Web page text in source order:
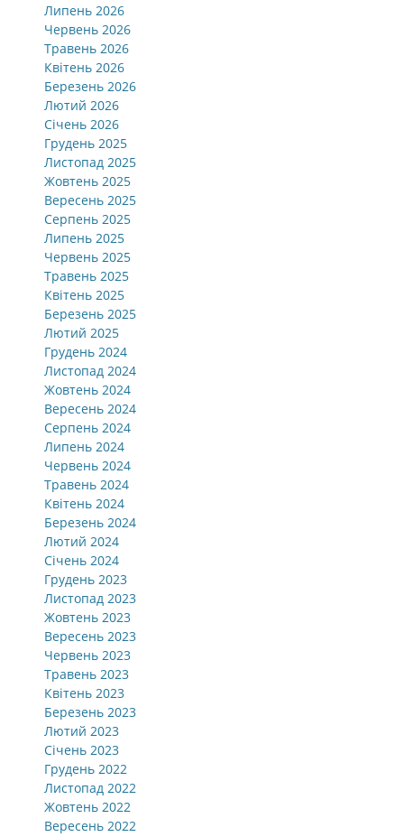
Липень 2026
Червень 2026
Травень 2026
Квітень 2026
Березень 2026
Лютий 2026
Січень 2026
Грудень 2025
Листопад 2025
Жовтень 2025
Вересень 2025
Серпень 2025
Липень 2025
Червень 2025
Травень 2025
Квітень 2025
Березень 2025
Лютий 2025
Грудень 2024
Листопад 2024
Жовтень 2024
Вересень 2024
Серпень 2024
Липень 2024
Червень 2024
Травень 2024
Квітень 2024
Березень 2024
Лютий 2024
Січень 2024
Грудень 2023
Листопад 2023
Жовтень 2023
Вересень 2023
Червень 2023
Травень 2023
Квітень 2023
Березень 2023
Лютий 2023
Січень 2023
Грудень 2022
Листопад 2022
Жовтень 2022
Вересень 2022